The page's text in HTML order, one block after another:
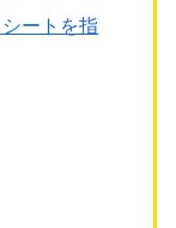
ートを指